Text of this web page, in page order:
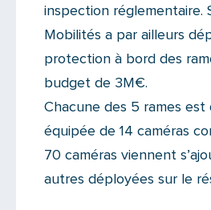
inspection réglementaire.
Mobilités a par ailleurs
protection à bord des
budget de 3M€.
Chacune des 5 rames est
équipée de 14 caméras
70 caméras viennent
autres déployées sur le